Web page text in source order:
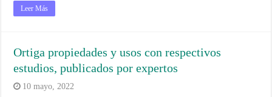
Leer Más
Ortiga propiedades y usos con respectivos
estudios, publicados por expertos
10 mayo, 2022